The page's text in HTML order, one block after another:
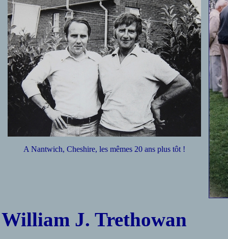
A Nantwich, Cheshire, les mêmes 20 ans plus tôt !
William J. Trethowan